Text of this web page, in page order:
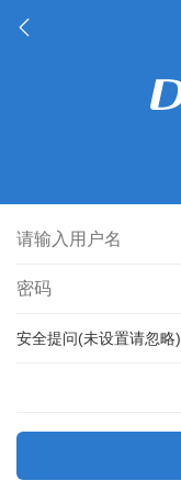
安全提问(未设置请忽略)